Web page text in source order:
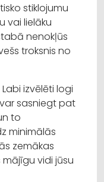
stiklojumu
vai lielāku
nenokļūs
troksnis no
izvēlēti logi
sasniegt pat
to
minimālās
zemākas
vidi jūsu